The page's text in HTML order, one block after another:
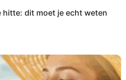
hitte: dit moet je echt weten